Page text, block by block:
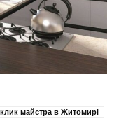
майстра в Житомирі